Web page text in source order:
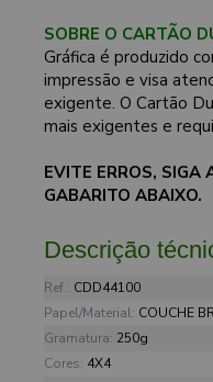
SOBRE O CARTÃO
Gráfica é produzido
impressão e visa
exigente. O Cartão
mais exigentes e
EVITE ERROS, SIGA
GABARITO ABAIXO.
Descrição
Ref.: CDD44100
Papel/Material: COUCHE
Gramatura: 250g
Cores: 4X4